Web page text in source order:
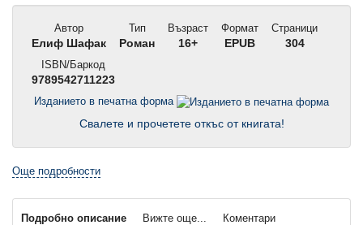
Автор
Елиф Шафак
Тип
Роман
Възраст
16+
Формат
EPUB
Страници
304
ISBN/Баркод
9789542711223
Изданието в печатна форма
Свалете и прочетете откъс от книгата!
Още подробности
Подробно описание Вижте още... Коментари